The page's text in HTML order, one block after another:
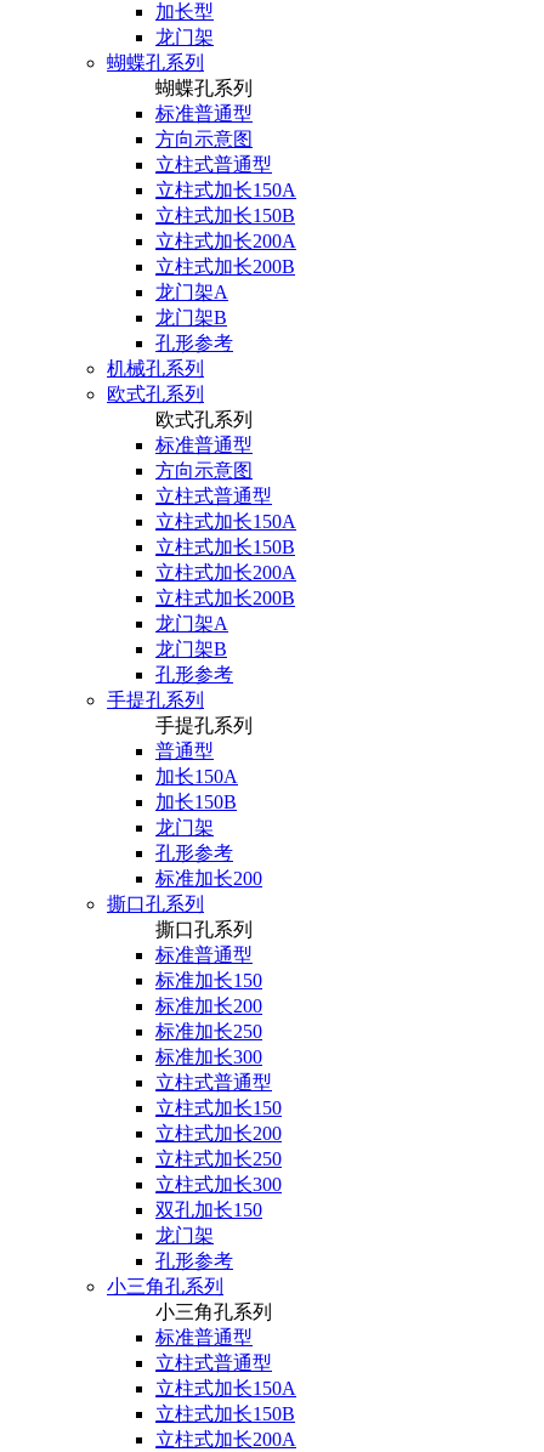
加长型
龙门架
蝴蝶孔系列
蝴蝶孔系列
标准普通型
方向示意图
立柱式普通型
立柱式加长150A
立柱式加长150B
立柱式加长200A
立柱式加长200B
龙门架A
龙门架B
孔形参考
机械孔系列
欧式孔系列
欧式孔系列
标准普通型
方向示意图
立柱式普通型
立柱式加长150A
立柱式加长150B
立柱式加长200A
立柱式加长200B
龙门架A
龙门架B
孔形参考
手提孔系列
手提孔系列
普通型
加长150A
加长150B
龙门架
孔形参考
标准加长200
撕口孔系列
撕口孔系列
标准普通型
标准加长150
标准加长200
标准加长250
标准加长300
立柱式普通型
立柱式加长150
立柱式加长200
立柱式加长250
立柱式加长300
双孔加长150
龙门架
孔形参考
小三角孔系列
小三角孔系列
标准普通型
立柱式普通型
立柱式加长150A
立柱式加长150B
立柱式加长200A